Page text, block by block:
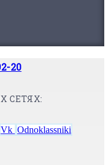
20
СЕТЯХ:
Vk Odnoklassniki